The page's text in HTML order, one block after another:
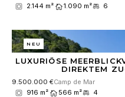
2.144 m²
1.090 m² 6
NEU
LUXURIÖSE
DIREKTEM
9.500.000 €Camp de Mar
916 m²
566 m² 4